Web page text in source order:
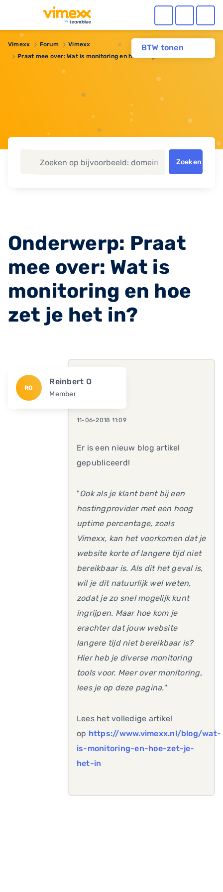
BTW tonen
Vimexx Forum
Vimexx
Praat mee over: Wat is monitoring en hoe zet je het in?
Zoeken
Onderwerp: Praat
mee over: Wat is
monitoring en hoe
zet je het in?
RO
Reinbert O
Member
11-06-2018 11:09
Er is een nieuw blog artikel
gepubliceerd!
"Ook als je klant bent bij een
hostingprovider met een hoog
uptime percentage, zoals
Vimexx, kan het voorkomen dat je
website korte of langere tijd niet
bereikbaar is. Als dit het geval is,
wil je dit natuurlijk wel weten,
zodat je zo snel mogelijk kunt
ingrijpen. Maar hoe kom je
erachter dat jouw website
langere tijd niet bereikbaar is?
Hier heb je diverse monitoring
tools voor. Meer over monitoring,
lees je op deze pagina."
Lees het volledige artikel
op https://www.vimexx.nl/blog/wat-
is-monitoring-en-hoe-zet-je-
het-in